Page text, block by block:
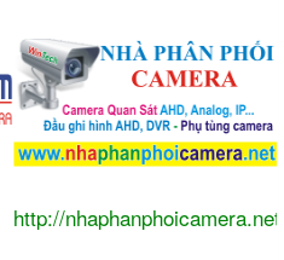
http://nhaphanphoicamera.net